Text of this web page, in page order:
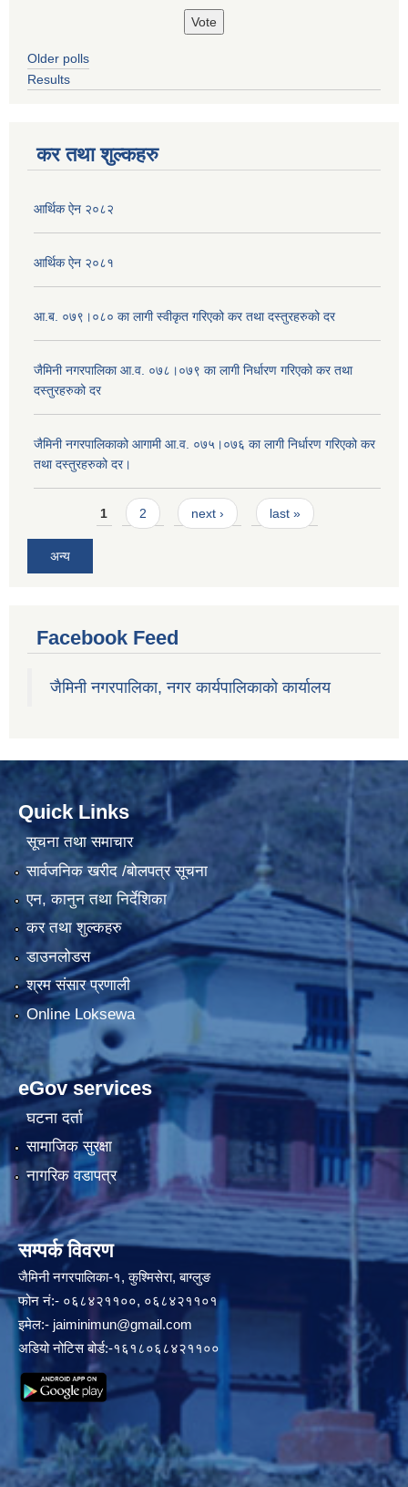
Older polls
Results
कर तथा शुल्कहरु
आर्थिक ऐन २०८२
आर्थिक ऐन २०८१
आ.ब. ०७९।०८० का लागी स्वीकृत गरिएको कर तथा दस्तुरहरुको दर
जैमिनी नगरपालिका आ.व. ०७८।०७९ का लागी निर्धारण गरिएको कर तथा
दस्तुरहरुको दर
जैमिनी नगरपालिकाको आगामी आ.व. ०७५।०७६ का लागी निर्धारण गरिएको कर
तथा दस्तुरहरुको दर।
Pages1 2 next › last »
अन्य
Facebook Feed
जैमिनी नगरपालिका, नगर कार्यपालिकाको कार्यालय
Quick Links
सूचना तथा समाचार
सार्वजनिक खरीद /बोलपत्र सूचना
एन, कानुन तथा निर्देशिका
कर तथा शुल्कहरु
डाउनलोडस
श्रम संसार प्रणाली
Online Loksewa
eGov services
घटना दर्ता
सामाजिक सुरक्षा
नागरिक वडापत्र
सम्पर्क विवरण
जैमिनी नगरपालिका-१, कुश्मिसेरा, बाग्लुङ
फोन नं:- ०६८४२११००, ०६८४२११०१
इमेल:- jaiminimun@gmail.com
अडियो नोटिस बोर्ड:-१६१८०६८४२११००